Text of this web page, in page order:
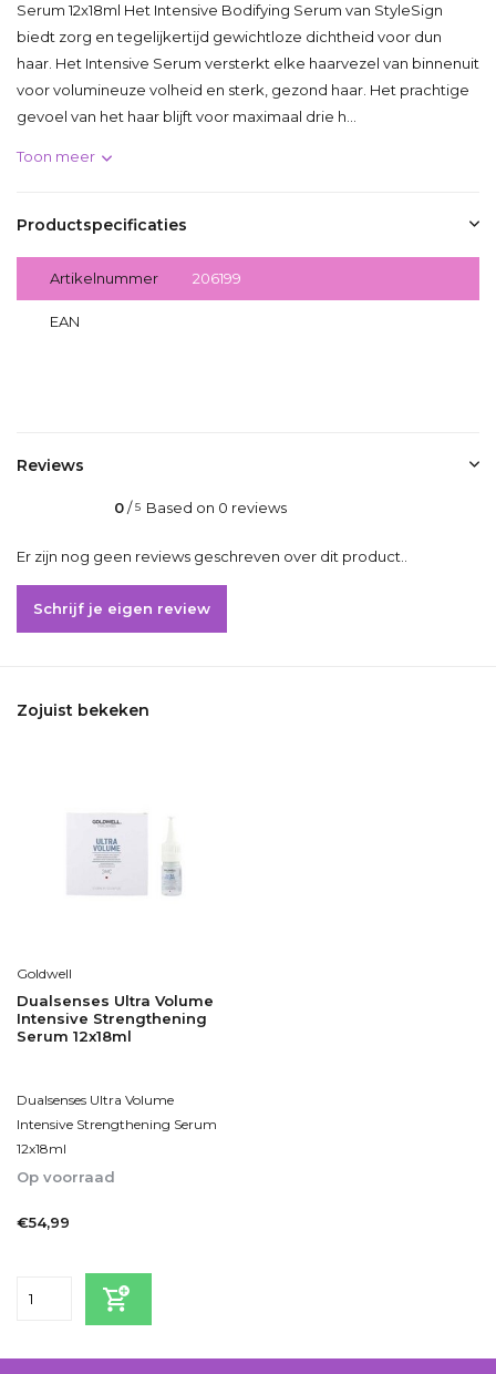
Serum 12x18ml Het Intensive Bodifying Serum van StyleSign
biedt zorg en tegelijkertijd gewichtloze dichtheid voor dun
haar. Het Intensive Serum versterkt elke haarvezel van binnenuit
voor volumineuze volheid en sterk, gezond haar. Het prachtige
gevoel van het haar blijft voor maximaal drie h...
Toon meer
Productspecificaties
Artikelnummer 206199
EAN
Reviews
0/5 Based on 0 reviews
Er zijn nog geen reviews geschreven over dit product..
Schrijf je eigen review
Zojuist bekeken
Goldwell
Dualsenses Ultra Volume
Intensive Strengthening
Serum 12x18ml
Dualsenses Ultra Volume
Intensive Strengthening Serum
12x18ml
Op voorraad
€54,99